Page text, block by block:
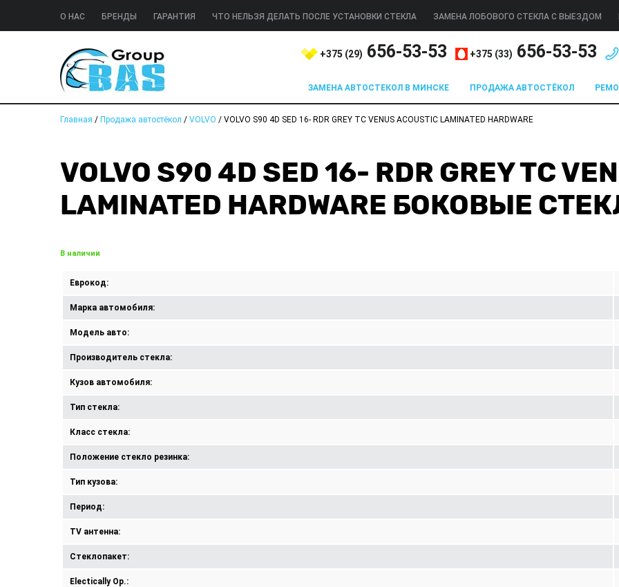
О НАС БРЕНДЫ ГАРАНТИЯ ЧТО НЕЛЬЗЯ ДЕЛАТЬ ПОСЛЕ УСТАНОВКИ СТЕКЛА ЗАМЕНА ЛОБОВОГО СТЕКЛА С ВЫЕЗДОМ
+375 (29) 656-53-53 +375 (33) 656-53-53
ЗАМЕНА АВТОСТЕКОЛ В МИНСКЕ ПРОДАЖА АВТОСТЁКОЛ
Главная / Продажа автостёкол / VOLVO / VOLVO S90 4D SED 16- RDR GREY TC VENUS ACOUSTIC LAMINATED HARDWARE
VOLVO S90 4D SED 16- RDR GREY TC
LAMINATED HARDWARE БОКОВЫЕ
В наличии
Еврокод:
Марка автомобиля:
Модель авто:
Производитель стекла:
Кузов автомобиля:
Тип стекла:
Класс стекла:
Положение стекло резинка:
Тип кузова:
Период:
TV антенна:
Стеклопакет:
Electically Op.: